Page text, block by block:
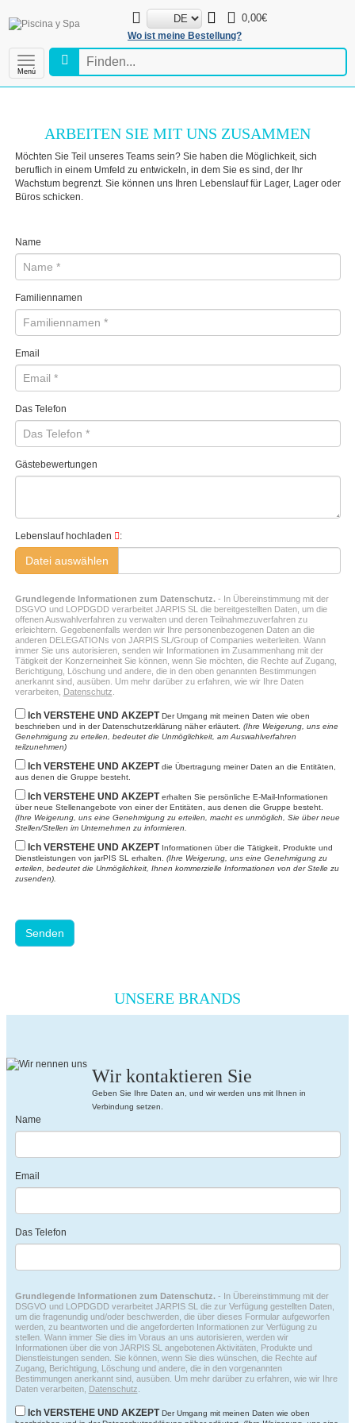
Menú
Wo ist meine Bestellung?
0,00€
ARBEITEN SIE MIT UNS ZUSAMMEN
Möchten Sie Teil unseres Teams sein? Sie haben die Möglichkeit, sich
beruflich in einem Umfeld zu entwickeln, in dem Sie es sind, der Ihr
Wachstum begrenzt. Sie können uns Ihren Lebenslauf für Lager, Lager oder
Büros schicken.
Name
Familiennamen
Email
Das Telefon
Gästebewertungen
Lebenslauf hochladen :
Datei auswählen
Grundlegende Informationen zum Datenschutz.- In Übereinstimmung mit der
DSGVO und LOPDGDD verarbeitet JARPIS SL die bereitgestellten Daten, um die
offenen Auswahlverfahren zu verwalten und deren Teilnahmezuverfahren zu
erleichtern. Gegebenenfalls werden wir Ihre personenbezogenen Daten an die
anderen DELEGATIONs von JARPIS SL/Group of Companies weiterleiten. Wann
immer Sie uns autorisieren, senden wir Informationen im Zusammenhang mit der
Tätigkeit der Konzerneinheit Sie können, wenn Sie möchten, die Rechte auf Zugang,
Berichtigung, Löschung und andere, die in den oben genannten Bestimmungen
anerkannt sind, ausüben. Um mehr darüber zu erfahren, wie wir Ihre Daten
verarbeiten, Datenschutz
Ich VERSTEHE UND AKZEPT Der Umgang mit meinen Daten wie oben
beschrieben und in derDatenschutzerklärung näher erläutert. (Ihre Weigerung, uns eine
Genehmigung zu erteilen, bedeutet die Unmöglichkeit, am Auswahlverfahren
teilzunehmen)
Ich VERSTEHE UND AKZEPT die Übertragung meiner Daten an die Entitäten,
aus denen die Gruppe besteht.
Ich VERSTEHE UND AKZEPT erhalten Sie persönliche E-Mail-Informationen
über neue Stellenangebote von einer der Entitäten, aus denen die Gruppe besteht.
(Ihre Weigerung, uns eine Genehmigung zu erteilen, macht es unmöglich, Sie über neue
Stellen/Stellen im Unternehmen zu informieren.
Ich VERSTEHE UND AKZEPT Informationen über die Tätigkeit, Produkte und
Dienstleistungen von jarPIS SL erhalten. (Ihre Weigerung, uns eine Genehmigung zu
erteilen, bedeutet die Unmöglichkeit, Ihnen kommerzielle Informationen von der Stelle zu
zusenden).
Senden
UNSERE BRANDS
Wir kontaktieren Sie
Geben Sie Ihre Daten an, und wir werden uns mit Ihnen in
Verbindung setzen.
Name
Email
Das Telefon
Grundlegende Informationen zum Datenschutz.- In Übereinstimmung mit der
DSGVO und LOPDGDD verarbeitet JARPIS SL die zur Verfügung gestellten Daten,
um die fragenundig und/oder beschwerden, die über dieses Formular aufgeworfen
werden, zu beantworten und die angeforderten Informationen zur Verfügung zu
stellen. Wann immer Sie dies im Voraus an uns autorisieren, werden wir
Informationen über die von JARPIS SL angebotenen Aktivitäten, Produkte und
Dienstleistungen senden. Sie können, wenn Sie dies wünschen, die Rechte auf
Zugang, Berichtigung, Löschung und andere, die in den vorgenannten
Bestimmungen anerkannt sind, ausüben. Um mehr darüber zu erfahren, wie wir Ihre
Daten verarbeiten, Datenschutz
Ich VERSTEHE UND AKZEPT Der Umgang mit meinen Daten wie oben